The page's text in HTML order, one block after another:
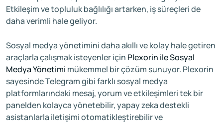
Etkileşim ve topluluk bağlılığı artarken, iş süreçleri de
daha verimli hale geliyor.
Sosyal medya yönetimini daha akıllı ve kolay hale getiren
araçlarla çalışmak isteyenler için Plexorin ile Sosyal
Medya Yönetimi mükemmel bir çözüm sunuyor. Plexorin
sayesinde Telegram gibi farklı sosyal medya
platformlarındaki mesaj, yorum ve etkileşimleri tek bir
panelden kolayca yönetebilir, yapay zeka destekli
asistanlarla iletişimi otomatikleştirebilir ve